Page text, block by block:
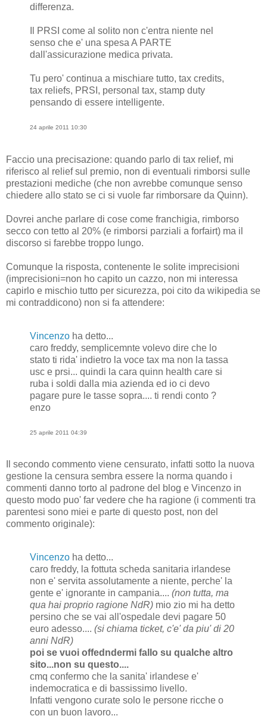
differenza.
Il PRSI come al solito non c'entra niente nel
senso che e' una spesa A PARTE
dall'assicurazione medica privata.
Tu pero' continua a mischiare tutto, tax credits,
tax reliefs, PRSI, personal tax, stamp duty
pensando di essere intelligente.
24 aprile 2011 10:30
Faccio una precisazione: quando parlo di tax relief, mi
riferisco al relief sul premio, non di eventuali rimborsi sulle
prestazioni mediche (che non avrebbe comunque senso
chiedere allo stato se ci si vuole far rimborsare da Quinn).
Dovrei anche parlare di cose come franchigia, rimborso
secco con tetto al 20% (e rimborsi parziali a forfairt) ma il
discorso si farebbe troppo lungo.
Comunque la risposta, contenente le solite imprecisioni
(imprecisioni=non ho capito un cazzo, non mi interessa
capirlo e mischio tutto per sicurezza, poi cito da wikipedia se
mi contraddicono) non si fa attendere:
Vincenzo ha detto...
caro freddy, semplicemnte volevo dire che lo
stato ti rida' indietro la voce tax ma non la tassa
usc e prsi... quindi la cara quinn health care si
ruba i soldi dalla mia azienda ed io ci devo
pagare pure le tasse sopra.... ti rendi conto ?
enzo
25 aprile 2011 04:39
Il secondo commento viene censurato, infatti sotto la nuova
gestione la censura sembra essere la norma quando i
commenti danno torto al padrone del blog e Vincenzo in
questo modo puo' far vedere che ha ragione (i commenti tra
parentesi sono miei e parte di questo post, non del
commento originale):
Vincenzo ha detto...
caro freddy, la fottuta scheda sanitaria irlandese
non e' servita assolutamente a niente, perche' la
gente e' ignorante in campania.... (non tutta, ma
qua hai proprio ragione NdR) mio zio mi ha detto
persino che se vai all'ospedale devi pagare 50
euro adesso.... (si chiama ticket, c'e' da piu' di 20
anni NdR)
poi se vuoi offedndermi fallo su qualche altro
sito...non su questo....
cmq confermo che la sanita' irlandese e'
indemocratica e di bassissimo livello.
Infatti vengono curate solo le persone ricche o
con un buon lavoro...